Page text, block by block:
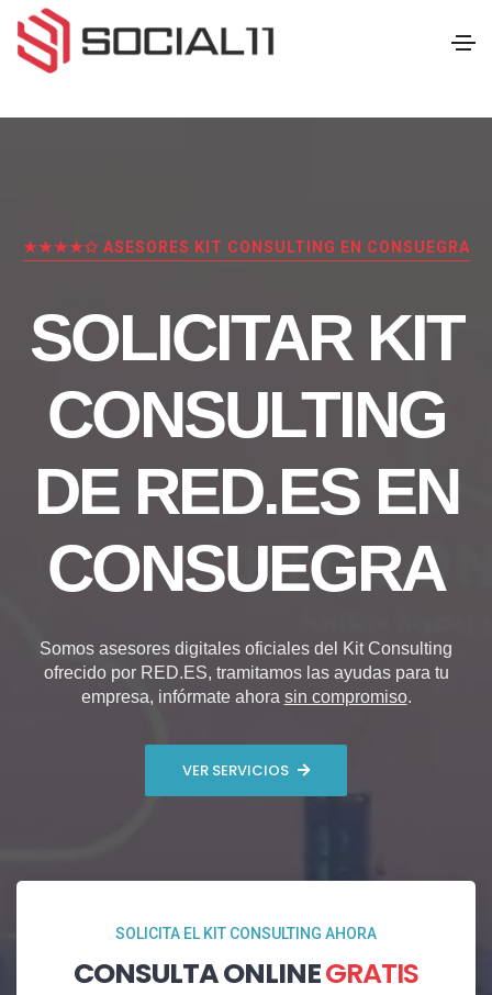
★★★★✩ ASESORES KIT CONSULTING EN CONSUEGRA
SOLICITAR KIT
CONSULTING
DE RED.ES EN
CONSUEGRA
Somos asesores digitales oficiales del Kit Consulting
ofrecido por RED.ES, tramitamos las ayudas para tu
empresa, infórmate ahora sin compromiso.
VER SERVICIOS
SOLICITA EL KIT CONSULTING AHORA
CONSULTA ONLINEGRATIS